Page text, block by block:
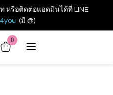
หรือติดต่อแอดมินได้ที่ LINE
(มี @)
0